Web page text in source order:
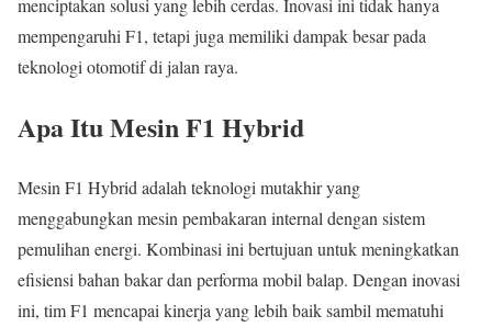
menciptakan solusi yang lebih cerdas. Inovasi ini tidak hanya
mempengaruhi F1, tetapi juga memiliki dampak besar pada
teknologi otomotif di jalan raya.
Apa Itu Mesin F1 Hybrid
Mesin F1 Hybrid adalah teknologi mutakhir yang
menggabungkan mesin pembakaran internal dengan sistem
pemulihan energi. Kombinasi ini bertujuan untuk meningkatkan
efisiensi bahan bakar dan performa mobil balap. Dengan inovasi
ini, tim F1 mencapai kinerja yang lebih baik sambil mematuhi